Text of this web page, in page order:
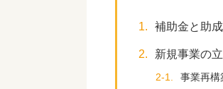
1. 補助金と助
2. 新規事業の
2-1.
事業再構